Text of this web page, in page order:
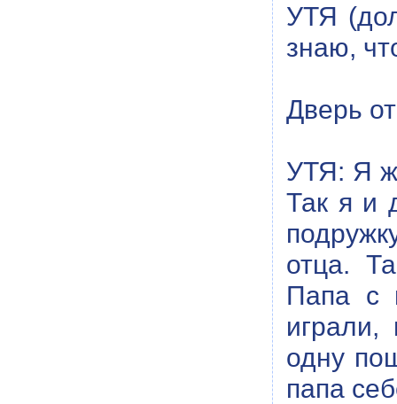
УТЯ
знаю,
Дверь
УТЯ: Я
Так я и
отца.
Папа с
одну
папа